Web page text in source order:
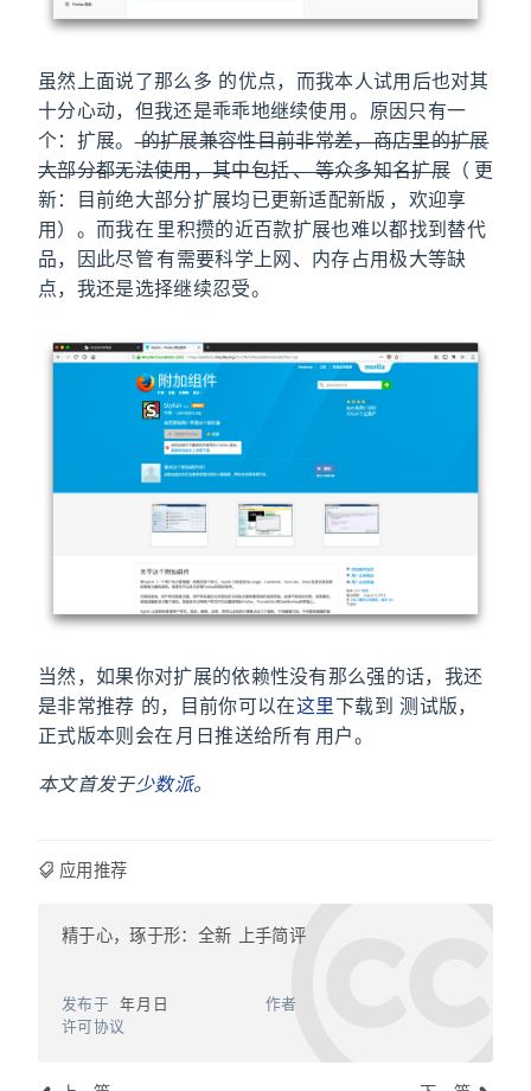
虽然上面说了那么多 Firefox Quantum 的优点，而我本人试用后也对其
十分心动，但我还是乖乖地继续使用 Chrome。原因只有一
个：扩展。Firefox Quantum 的扩展兼容性目前非常差，商店里的扩展
大部分都无法使用，其中包括 Stylish、Firebug 等众多知名扩展（2018.02.24 更
新：目前绝大部分扩展均已更新适配新版 Firefox，欢迎享
用）。而我在 Chrome 里积攒的近百款扩展也难以都找到替代
品，因此尽管 Chrome 有需要科学上网、内存占用极大等缺
点，我还是选择继续忍受。
当然，如果你对扩展的依赖性没有那么强的话，我还
是非常推荐 Firefox Quantum 的，目前你可以在这里 下载到 Firefox Quantum 测试版，
正式版本则会在 11 月 14 日推送给所有 Firefox 用户。
本文首发于少数派。
#应用推荐
精于心，琢于形：全新 Firefox Quantum 上手简评
作者
发布于
2017年10月5日
许可协议